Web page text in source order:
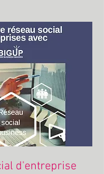
d'entreprise